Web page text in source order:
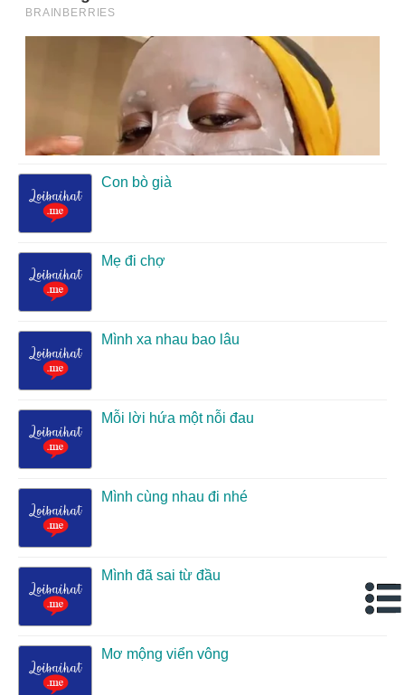
Con bò già
Mẹ đi chợ
Mình xa nhau bao lâu
Mỗi lời hứa một nỗi đau
Mình cùng nhau đi nhé
Mình đã sai từ đầu
Mơ mộng viển vông